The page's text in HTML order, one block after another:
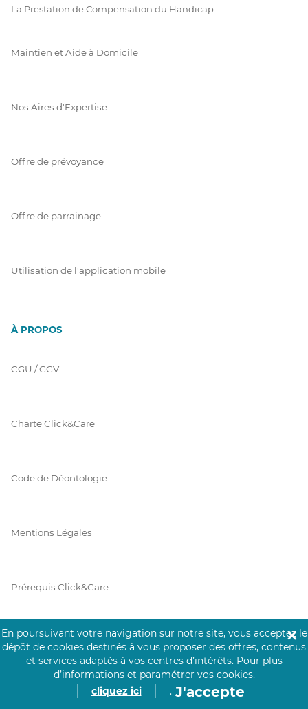
La Prestation de Compensation du Handicap
Maintien et Aide à Domicile
Nos Aires d'Expertise
Offre de prévoyance
Offre de parrainage
Utilisation de l'application mobile
À PROPOS
CGU / GGV
Charte Click&Care
Code de Déontologie
Mentions Légales
Prérequis Click&Care
Protection des Données
En poursuivant votre navigation sur notre site, vous acceptez le
dépôt de cookies destinés à vous proposer des offres, contenus
et services adaptés à vos centres d’intérêts. Pour plus
d’informations et paramétrer vos cookies,
cliquez ici
. J'accepte
✕